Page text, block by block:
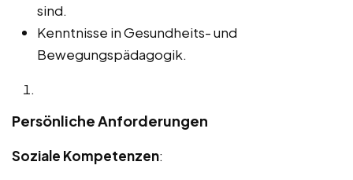
sind.
Kenntnisse in Gesundheits- und
Bewegungspädagogik.
Persönliche Anforderungen
Soziale Kompetenzen: